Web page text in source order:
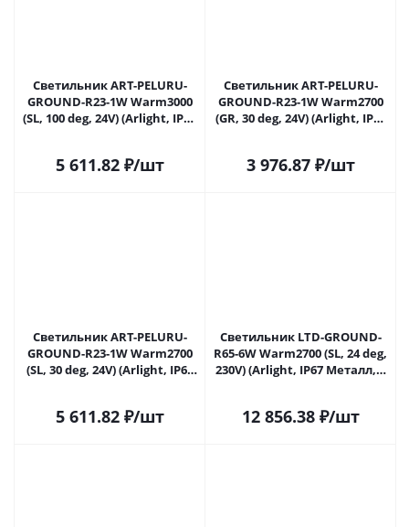
Светильник ART-PELURU-
GROUND-R23-1W Warm3000
(SL, 100 deg, 24V) (Arlight, IP67
5 611.82₽/шт
Светильник ART-PELURU-
GROUND-R23-1W Warm2700
(GR, 30 deg, 24V) (Arlight, IP67
3 976.87₽/шт
Светильник ART-PELURU-
GROUND-R23-1W Warm2700
(SL, 30 deg, 24V) (Arlight, IP67
5 611.82₽/шт
Светильник LTD-GROUND-
R65-6W Warm2700 (SL, 24 deg,
230V) (Arlight, IP67 Металл, 3
12 856.38₽/шт